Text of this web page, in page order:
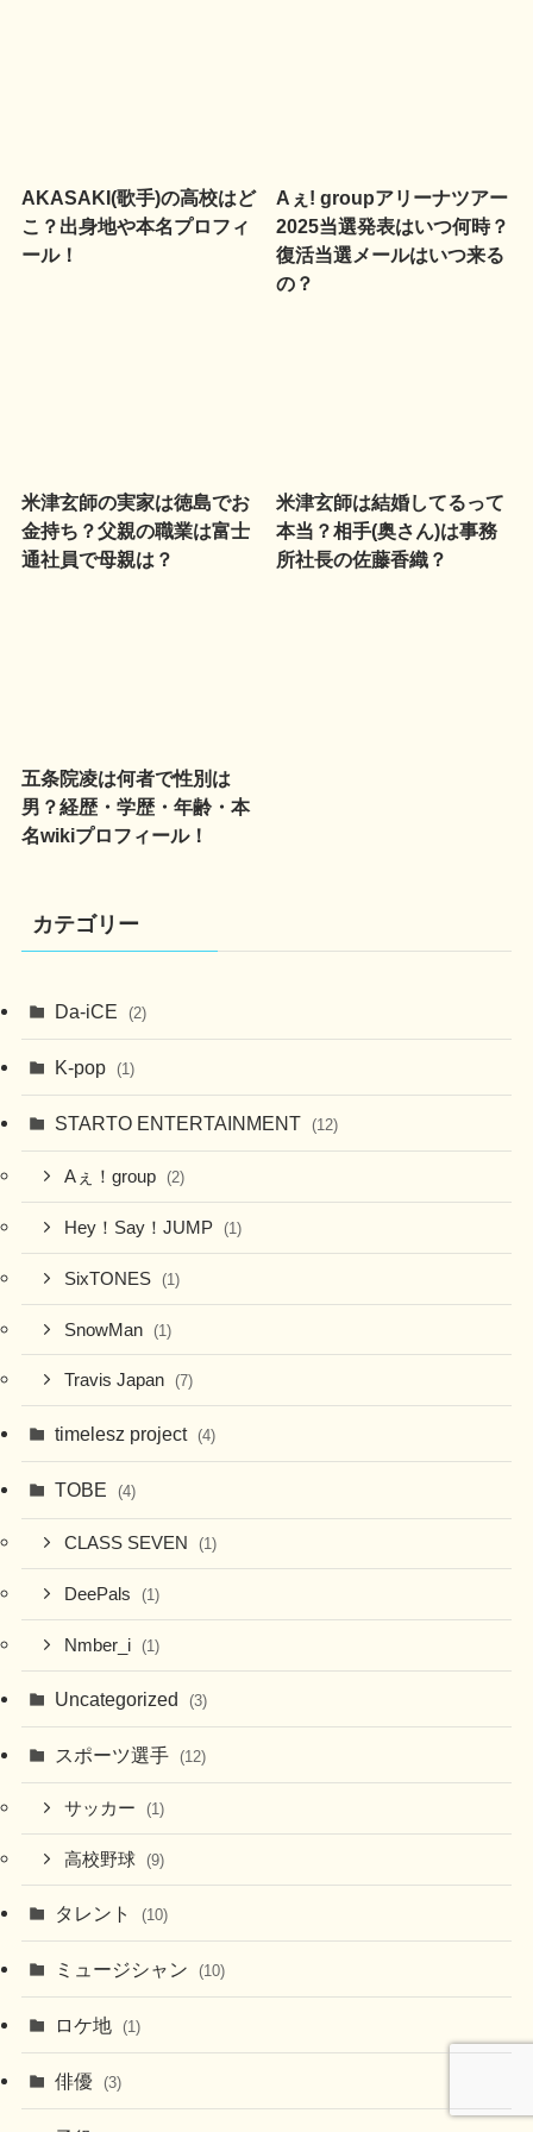
AKASAKI(歌手)の高校はど
こ？出身地や本名プロフィ
ール！
Aぇ! groupアリーナツアー
2025当選発表はいつ何時？
復活当選メールはいつ来る
の？
米津玄師の実家は徳島でお
金持ち？父親の職業は富士
通社員で母親は？
米津玄師は結婚してるって
本当？相手(奥さん)は事務
所社長の佐藤香織？
五条院凌は何者で性別は
男？経歴・学歴・年齢・本
名wikiプロフィール！
カテゴリー
Da-iCE (2)
K-pop (1)
STARTO ENTERTAINMENT (12)
Aぇ！group (2)
Hey！Say！JUMP (1)
SixTONES (1)
SnowMan (1)
Travis Japan (7)
timelesz project (4)
TOBE (4)
CLASS SEVEN (1)
DeePals (1)
Nmber_i (1)
Uncategorized (3)
スポーツ選手 (12)
サッカー (1)
高校野球 (9)
タレント (10)
ミュージシャン (10)
ロケ地 (1)
俳優 (3)